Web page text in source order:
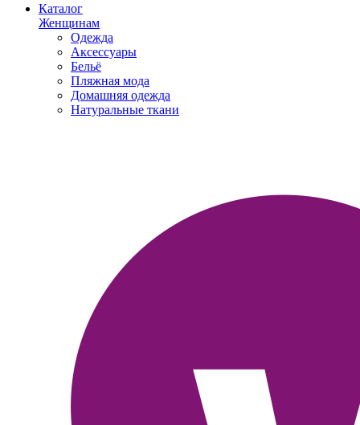
Каталог
Женщинам
Одежда
Аксессуары
Бельё
Пляжная мода
Домашняя одежда
Натуральные ткани